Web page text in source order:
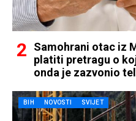
Samohrani otac iz
platiti pretragu o
onda je zazvonio
BIH NOVOSTI SVIJET